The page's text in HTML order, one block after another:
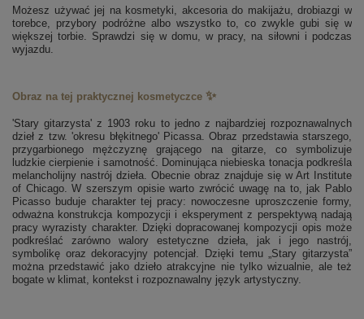
Możesz używać jej na kosmetyki, akcesoria do makijażu, drobiazgi w
torebce, przybory podróżne albo wszystko to, co zwykle gubi się w
większej torbie. Sprawdzi się w domu, w pracy, na siłowni i podczas
wyjazdu.
Obraz na tej praktycznej kosmetyczce ✨
'Stary gitarzysta' z 1903 roku to jedno z najbardziej rozpoznawalnych
dzieł z tzw. 'okresu błękitnego' Picassa. Obraz przedstawia starszego,
przygarbionego mężczyznę grającego na gitarze, co symbolizuje
ludzkie cierpienie i samotność. Dominująca niebieska tonacja podkreśla
melancholijny nastrój dzieła. Obecnie obraz znajduje się w Art Institute
of Chicago. W szerszym opisie warto zwrócić uwagę na to, jak Pablo
Picasso buduje charakter tej pracy: nowoczesne uproszczenie formy,
odważna konstrukcja kompozycji i eksperyment z perspektywą nadają
pracy wyrazisty charakter. Dzięki dopracowanej kompozycji opis może
podkreślać zarówno walory estetyczne dzieła, jak i jego nastrój,
symbolikę oraz dekoracyjny potencjał. Dzięki temu „Stary gitarzysta”
można przedstawić jako dzieło atrakcyjne nie tylko wizualnie, ale też
bogate w klimat, kontekst i rozpoznawalny język artystyczny.